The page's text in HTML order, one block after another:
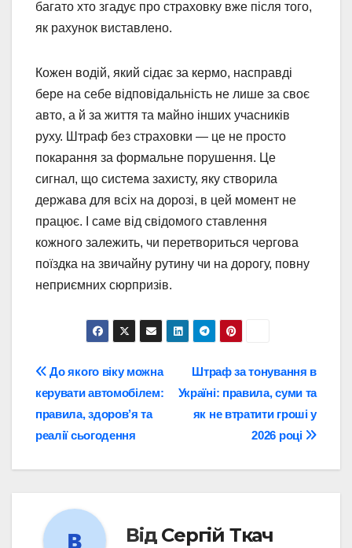
багато хто згадує про страховку вже після того,
як рахунок виставлено.
Кожен водій, який сідає за кермо, насправді
бере на себе відповідальність не лише за своє
авто, а й за життя та майно інших учасників
руху. Штраф без страховки — це не просто
покарання за формальне порушення. Це
сигнал, що система захисту, яку створила
держава для всіх на дорозі, в цей момент не
працює. І саме від свідомого ставлення
кожного залежить, чи перетвориться чергова
поїздка на звичайну рутину чи на дорогу, повну
неприємних сюрпризів.
Навігація
записів
Штраф за тонування в
Україні: правила, суми та
як не втратити гроші у
2026 році
До якого віку можна
керувати автомобілем:
правила, здоров’я та
реалії сьогодення
Від Сергій Ткач